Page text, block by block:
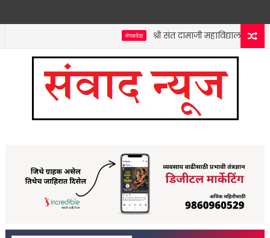
मंगळवेढा श्री संत दामाजी महाविद्यालयात